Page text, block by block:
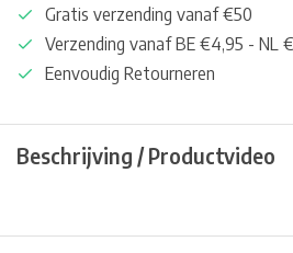
Gratis verzending vanaf €50
Verzending vanaf BE €4,95 - NL
Eenvoudig Retourneren
Beschrijving / Productvideo